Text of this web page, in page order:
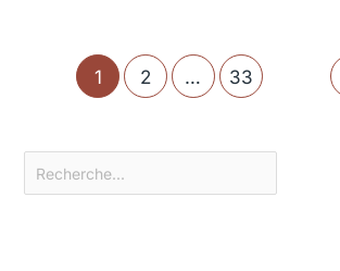
1 2 … 33